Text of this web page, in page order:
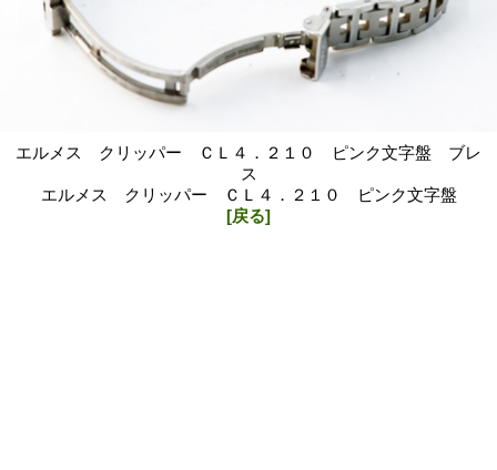
エルメス クリッパー ＣＬ４．２１０ ピンク文字盤 ブレ
ス
エルメス クリッパー ＣＬ４．２１０ ピンク文字盤
[戻る]